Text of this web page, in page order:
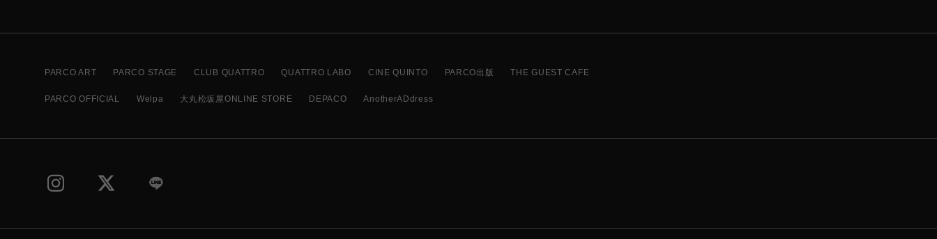
PARCO ART PARCO STAGE CLUB QUATTRO QUATTRO LABO CINE QUINTO PARCO出版 THE GUEST CAFE
PARCO OFFICIAL Welpa 大丸松坂屋ONLINE STORE DEPACO AnotherADdress